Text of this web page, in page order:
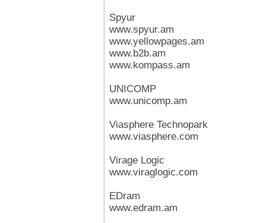
Spyur
www.spyur.am
www.yellowpages.am
www.b2b.am
www.kompass.am
UNICOMP
www.unicomp.am
Viasphere Technopark
www.viasphere.com
Virage Logic
www.viraglogic.com
EDram
www.edram.am